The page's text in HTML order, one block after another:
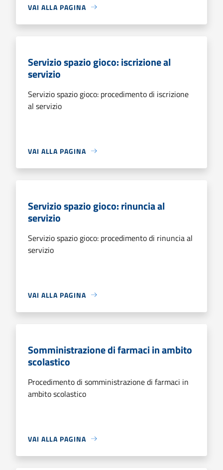
VAI ALLA PAGINA
Servizio spazio gioco: iscrizione al
servizio
Servizio spazio gioco: procedimento di iscrizione
al servizio
VAI ALLA PAGINA
Servizio spazio gioco: rinuncia al
servizio
Servizio spazio gioco: procedimento di rinuncia al
servizio
VAI ALLA PAGINA
Somministrazione di farmaci in ambito
scolastico
Procedimento di somministrazione di farmaci in
ambito scolastico
VAI ALLA PAGINA